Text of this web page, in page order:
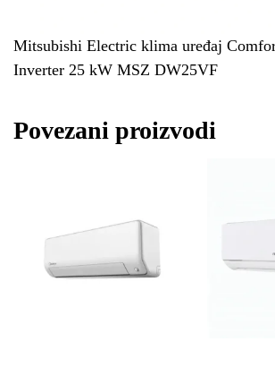
Mitsubishi Electric klima uređaj
Inverter 25 kW MSZ DW25VF
Povezani proizvodi